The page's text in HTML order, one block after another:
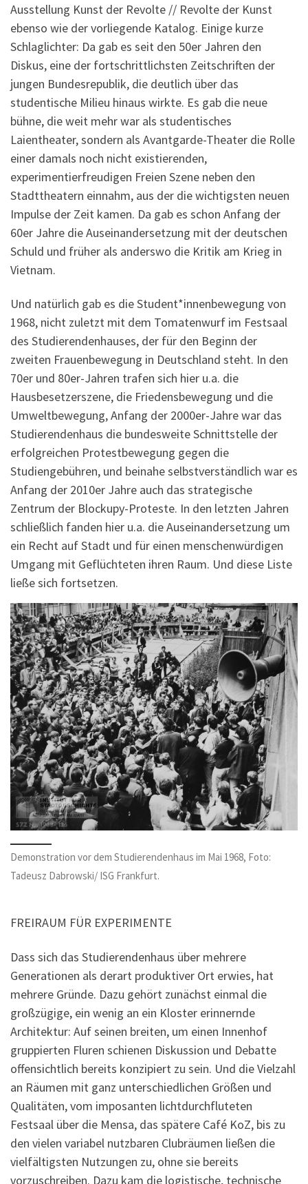
Ausstellung Kunst der Revolte // Revolte der Kunst
ebenso wie der vorliegende Katalog. Einige kurze
Schlaglichter: Da gab es seit den 50er Jahren den
Diskus, eine der fortschrittlichsten Zeitschriften der
jungen Bundesrepublik, die deutlich über das
studentische Milieu hinaus wirkte. Es gab die neue
bühne, die weit mehr war als studentisches
Laientheater, sondern als Avantgarde-Theater die Rolle
einer damals noch nicht existierenden,
experimentierfreudigen Freien Szene neben den
Stadttheatern einnahm, aus der die wichtigsten neuen
Impulse der Zeit kamen. Da gab es schon Anfang der
60er Jahre die Auseinandersetzung mit der deutschen
Schuld und früher als anderswo die Kritik am Krieg in
Vietnam.
Und natürlich gab es die Student*innenbewegung von
1968, nicht zuletzt mit dem Tomatenwurf im Festsaal
des Studierendenhauses, der für den Beginn der
zweiten Frauenbewegung in Deutschland steht. In den
70er und 80er-Jahren trafen sich hier u.a. die
Hausbesetzerszene, die Friedensbewegung und die
Umweltbewegung, Anfang der 2000er-Jahre war das
Studierendenhaus die bundesweite Schnittstelle der
erfolgreichen Protestbewegung gegen die
Studiengebühren, und beinahe selbstverständlich war es
Anfang der 2010er Jahre auch das strategische
Zentrum der Blockupy-Proteste. In den letzten Jahren
schließlich fanden hier u.a. die Auseinandersetzung um
ein Recht auf Stadt und für einen menschenwürdigen
Umgang mit Geflüchteten ihren Raum. Und diese Liste
ließe sich fortsetzen.
Demonstration vor dem Studierendenhaus im Mai 1968, Foto:
Tadeusz Dabrowski/ ISG Frankfurt.
FREIRAUM FÜR EXPERIMENTE
Dass sich das Studierendenhaus über mehrere
Generationen als derart produktiver Ort erwies, hat
mehrere Gründe. Dazu gehört zunächst einmal die
großzügige, ein wenig an ein Kloster erinnernde
Architektur: Auf seinen breiten, um einen Innenhof
gruppierten Fluren schienen Diskussion und Debatte
offensichtlich bereits konzipiert zu sein. Und die Vielzahl
an Räumen mit ganz unterschiedlichen Größen und
Qualitäten, vom imposanten lichtdurchfluteten
Festsaal über die Mensa, das spätere Café KoZ, bis zu
den vielen variabel nutzbaren Clubräumen ließen die
vielfältigsten Nutzungen zu, ohne sie bereits
vorzuschreiben. Dazu kam die logistische, technische